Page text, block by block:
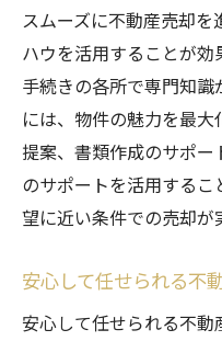
スムーズに不動産売却
ハウを活用することが
手続きの各所で専門知
には、物件の魅力を最
提案、書類作成のサポー
のサポートを活用する
望に近い条件での売却が
安心して任せられる不
安心して任せられる不動